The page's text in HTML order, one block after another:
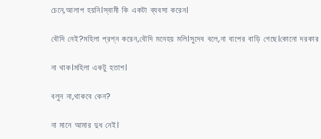
চেনে,আলাপ হয়নি।স্বামী কি একটা ব্যবসা করেন।
বৌদি নেই?মহিলা প্রশ্ন করেন,বৌদি মনেহয় মলি।সুদেব বলে,না বাপের বাড়ি
না থাক।মহিলা একটু হতাশ।
বলুন না,থাকবে কেন?
না মানে আমার দুধ নেই।